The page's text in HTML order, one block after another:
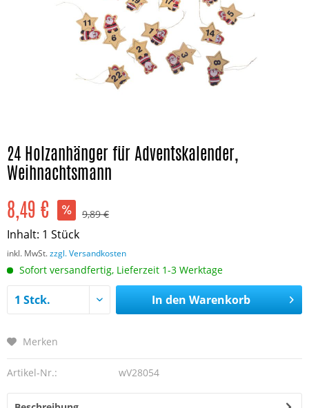
24 Holzanhänger für Adventskalender,
Weihnachtsmann
8,49 € 9,89 €
Inhalt: 1 Stück
inkl. MwSt.zzgl. Versandkosten
Sofort versandfertig, Lieferzeit 1-3 Werktage
In den Warenkorb
Merken
Artikel-Nr.: wV28054